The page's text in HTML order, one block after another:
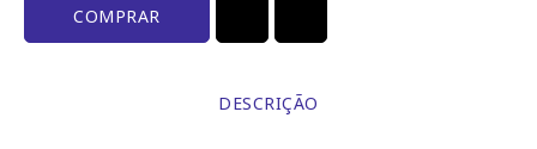
COMPRAR
DESCRIÇÃO